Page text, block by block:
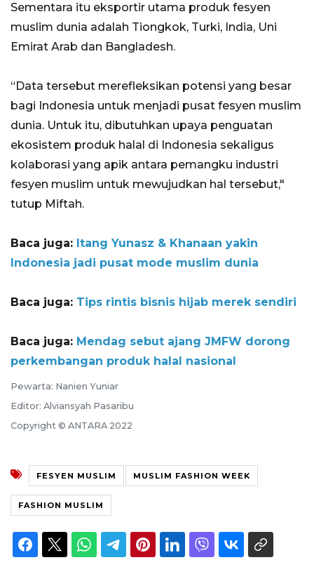
Sementara itu eksportir utama produk fesyen
muslim dunia adalah Tiongkok, Turki, India, Uni
Emirat Arab dan Bangladesh.
“Data tersebut merefleksikan potensi yang besar
bagi Indonesia untuk menjadi pusat fesyen muslim
dunia. Untuk itu, dibutuhkan upaya penguatan
ekosistem produk halal di Indonesia sekaligus
kolaborasi yang apik antara pemangku industri
fesyen muslim untuk mewujudkan hal tersebut,"
tutup Miftah.
Baca juga: Itang Yunasz & Khanaan yakin
Indonesia jadi pusat mode muslim dunia
Baca juga: Tips rintis bisnis hijab merek sendiri
Baca juga: Mendag sebut ajang JMFW dorong
perkembangan produk halal nasional
Pewarta: Nanien Yuniar
Editor: Alviansyah Pasaribu
Copyright © ANTARA 2022
FESYEN MUSLIM MUSLIM FASHION WEEK
FASHION MUSLIM